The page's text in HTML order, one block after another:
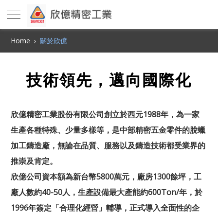
Home 關於欣億
技術領先，邁向國際化
欣億精密工業股份有限公司創立於西元1988年，為一家
生產各種特殊、少量多樣等，是中部精密五金零件的脫蠟
加工鑄造廠，無論在品質、服務以及鑄造技術都受業界的
推崇及肯定。
欣億公司資本額為新台幣5800萬元，廠房1300餘坪，工
廠人數約40-50人，生產設備最大產能約600Ton/年，於
1996年簽定「合理化經營」輔導，正式導入全面性的企